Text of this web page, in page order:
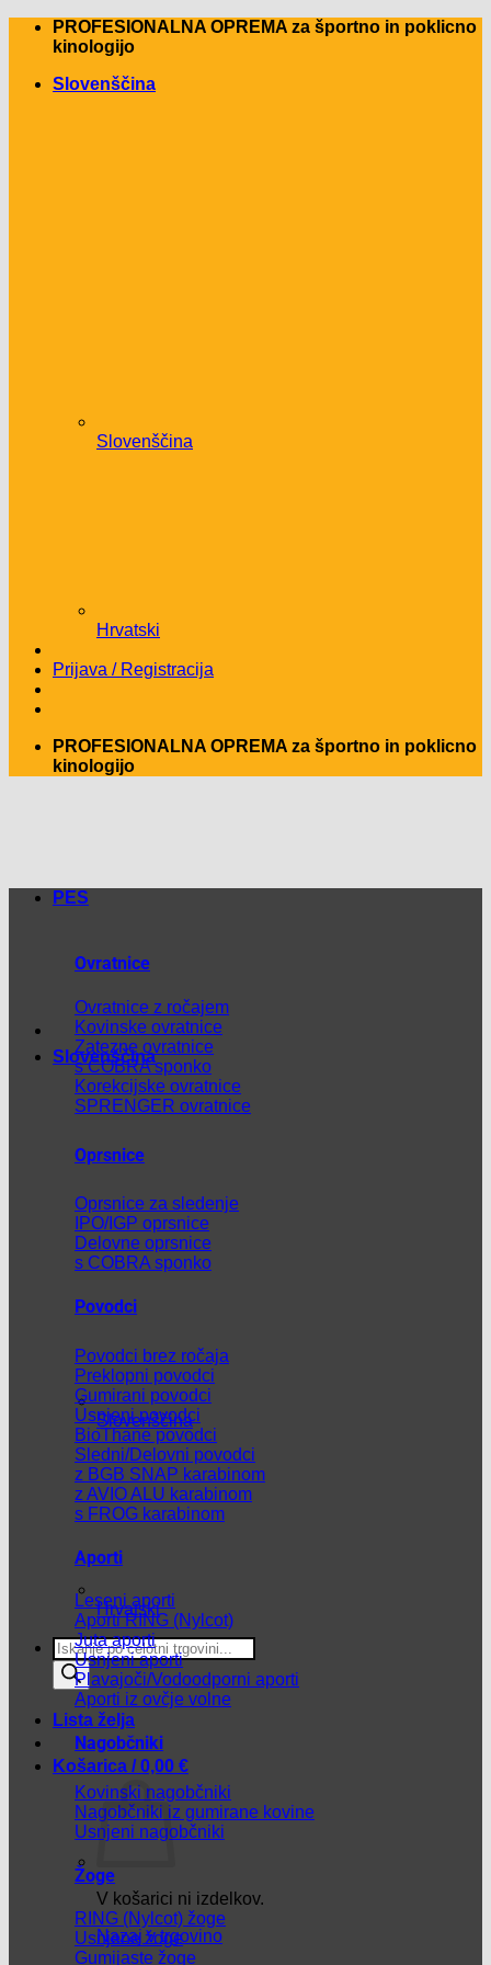
Skip
PROFESIONALNA OPREMA za športno in poklicno
kinologijo
Slovenščina
Slovenščina
Hrvatski
Prijava / Registracija
PROFESIONALNA OPREMA za športno in poklicno
kinologijo
Slovenščina
Slovenščina
Hrvatski
Products
search
Lista želja
Košarica /0,00 €
V košarici ni izdelkov.
Nazaj v trgovino
PES
Ovratnice
Ovratnice z ročajem
Kovinske ovratnice
Zatezne ovratnice
s COBRA sponko
Korekcijske ovratnice
SPRENGER ovratnice
Oprsnice
Oprsnice za sledenje
IPO/IGP oprsnice
Delovne oprsnice
s COBRA sponko
Povodci
Povodci brez ročaja
Preklopni povodci
Gumirani povodci
Usnjeni povodci
BioThane povodci
Sledni/Delovni povodci
z BGB SNAP karabinom
z AVIO ALU karabinom
s FROG karabinom
Aporti
Leseni aporti
Aporti RING (Nylcot)
Juta aporti
Usnjeni aporti
Plavajoči/Vodoodporni aporti
Aporti iz ovčje volne
Nagobčniki
Kovinski nagobčniki
Nagobčniki iz gumirane kovine
Usnjeni nagobčniki
Žoge
RING (Nylcot) žoge
Usnjene žoge
Gumijaste žoge